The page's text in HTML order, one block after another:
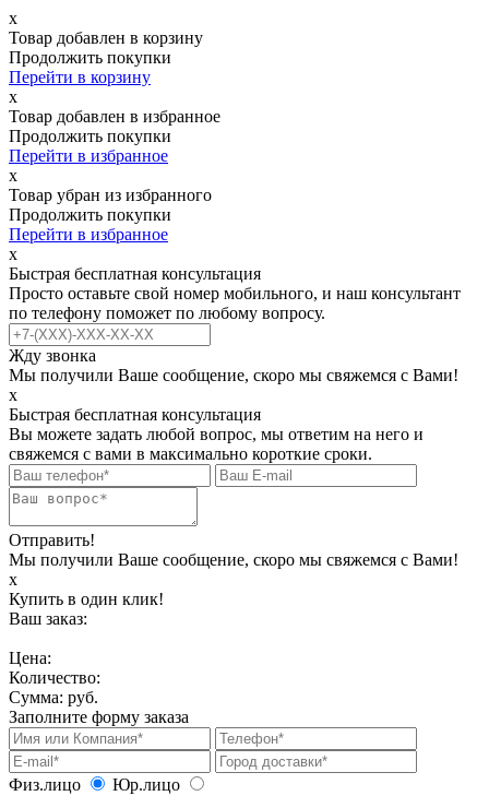
х
Товар добавлен в корзину
Продолжить покупки
Перейти в корзину
х
Товар добавлен в избранное
Продолжить покупки
Перейти в избранное
х
Товар убран из избранного
Продолжить покупки
Перейти в избранное
х
Быстрая бесплатная консультация
Просто оставьте свой номер мобильного, и наш консультант
по телефону поможет по любому вопросу.
Жду звонка
Мы получили Ваше сообщение, скоро мы свяжемся с Вами!
х
Быстрая бесплатная консультация
Вы можете задать любой вопрос, мы ответим на него и
свяжемся с вами в максимально короткие сроки.
Отправить!
Мы получили Ваше сообщение, скоро мы свяжемся с Вами!
х
Купить в один клик!
Ваш заказ:
Цена:
Количество:
Сумма: руб.
Заполните форму заказа
Физ.лицо
Юр.лицо